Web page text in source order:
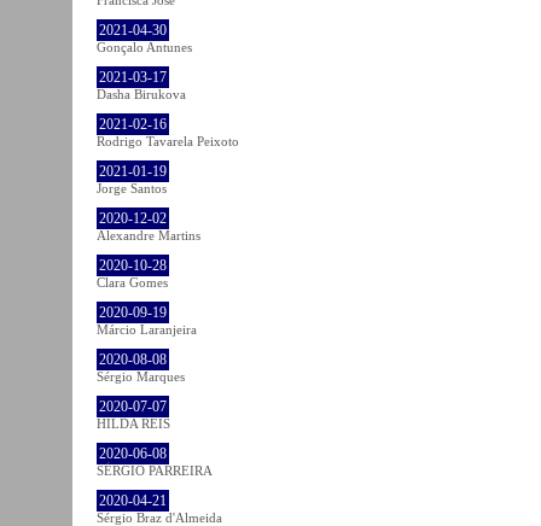
2021-04-30
Gonçalo Antunes
2021-03-17
Dasha Birukova
2021-02-16
Rodrigo Tavarela Peixoto
2021-01-19
Jorge Santos
2020-12-02
Alexandre Martins
2020-10-28
Clara Gomes
2020-09-19
Márcio Laranjeira
2020-08-08
Sérgio Marques
2020-07-07
HILDA REIS
2020-06-08
SÉRGIO PARREIRA
2020-04-21
Sérgio Braz d'Almeida